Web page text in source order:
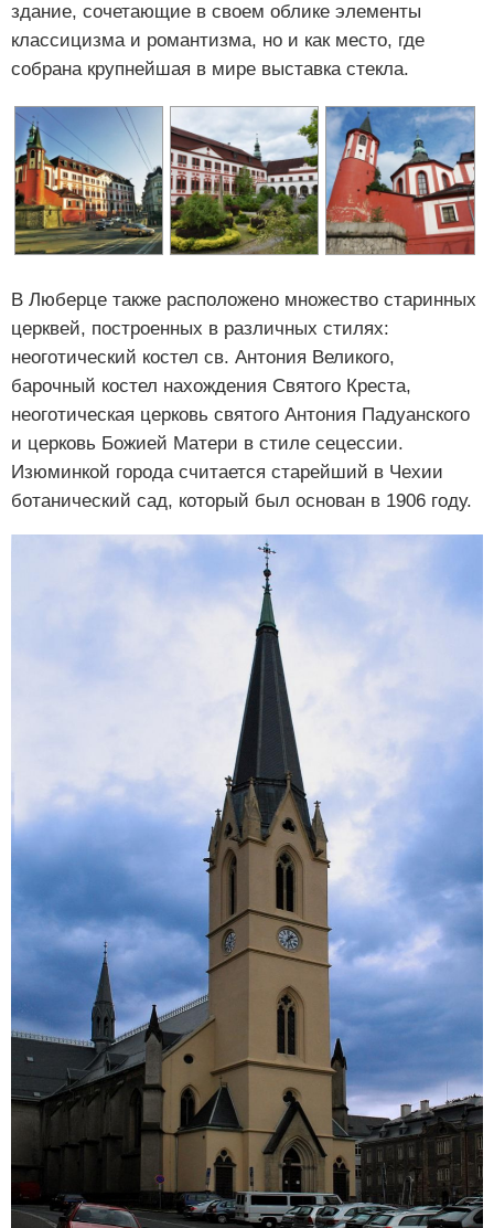
здание, сочетающие в своем облике элементы
классицизма и романтизма, но и как место, где
собрана крупнейшая в мире выставка стекла.
В Люберце также расположено множество старинных
церквей, построенных в различных стилях:
неоготический костел св. Антония Великого,
барочный костел нахождения Святого Креста,
неоготическая церковь святого Антония Падуанского
и церковь Божией Матери в стиле сецессии.
Изюминкой города считается старейший в Чехии
ботанический сад, который был основан в 1906 году.